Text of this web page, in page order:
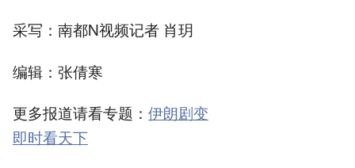
采写：南都N视频记者 肖玥
编辑：张倩寒
更多报道请看专题： 伊朗剧变
即时看天下